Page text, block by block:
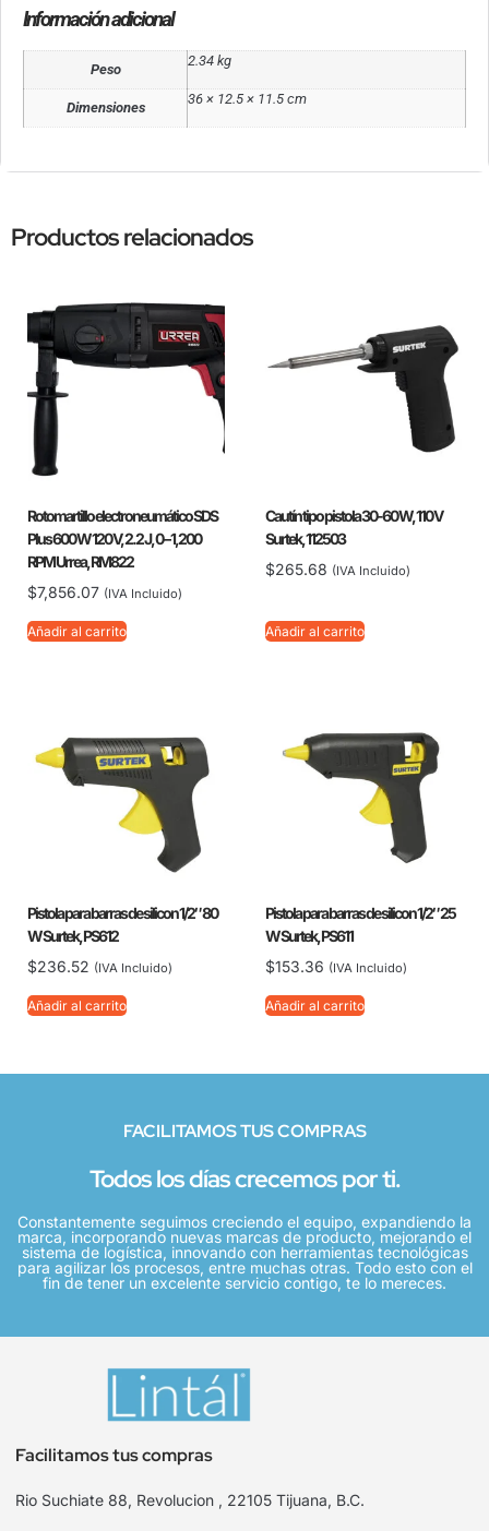
Información adicional
Peso
2.34 kg
Dimensiones
36 × 12.5 × 11.5 cm
Productos relacionados
Rotomartillo electroneumático SDS
Plus 600 W 120 V, 2.2 J, 0 – 1,200
RPM Urrea, RM822
$7,856.07 (IVA Incluido)
Añadir al carrito
Cautín tipo pistola 30-60 W, 110 V
Surtek, 112503
$265.68 (IVA Incluido)
Añadir al carrito
Pistola para barras de silicon 1/2″ 80
W Surtek, PS612
$236.52 (IVA Incluido)
Añadir al carrito
Pistola para barras de silicon 1/2″ 25
W Surtek, PS611
$153.36 (IVA Incluido)
Añadir al carrito
FACILITAMOS TUS COMPRAS
Todos los días crecemos por ti.
Constantemente seguimos creciendo el equipo, expandiendo la
marca, incorporando nuevas marcas de producto, mejorando el
sistema de logística, innovando con herramientas tecnológicas
para agilizar los procesos, entre muchas otras. Todo esto con el
fin de tener un excelente servicio contigo, te lo mereces.
Facilitamos tus compras
Rio Suchiate 88, Revolucion , 22105 Tijuana, B.C.